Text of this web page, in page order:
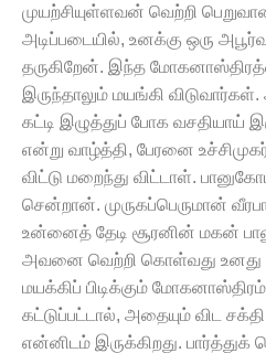
முயற்சியுள்ளவன் வெற்றி
அடிப்படையில், உனக்கு ஒரு
தருகிறேன். இந்த
இருந்தாலும் மயங்கி
கட்டி இழுத்துப் போக வசதியாய்
என்று வாழ்த்தி, பேரனை
விட்டு மறைந்து விட்டாள்.
சென்றான். முருகப்பெருமான்
உன்னைத் தேடி சூரனின் மகன்
அவனை வெற்றி கொள்வது
மயக்கிப் பிடிக்கும்
கட்டுப்பட்டால், அதையும் விட
என்னிடம் இருக்கிறது.